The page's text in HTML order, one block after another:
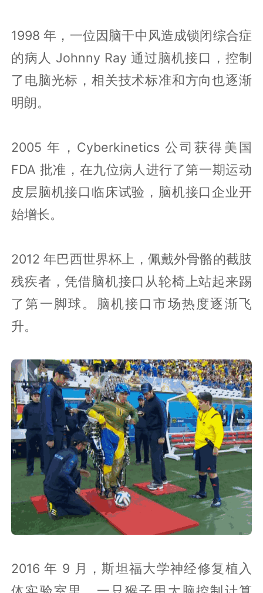
1998 年，一位因脑干中风造成锁闭综合症
的病人 Johnny Ray 通过脑机接口，控制
了电脑光标，相关技术标准和方向也逐渐
明朗。
2005 年，Cyberkinetics 公司获得美国
FDA 批准，在九位病人进行了第一期运动
皮层脑机接口临床试验，脑机接口企业开
始增长。
2012 年巴西世界杯上，佩戴外骨骼的截肢
残疾者，凭借脑机接口从轮椅上站起来踢
了第一脚球。脑机接口市场热度逐渐飞
升。
2016 年 9 月，斯坦福大学神经修复植入